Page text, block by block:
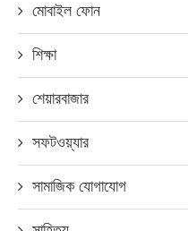
মোবাইল ফোন
শিক্ষা
শেয়ারবাজার
সফটওয়্যার
সামাজিক যোগাযোগ